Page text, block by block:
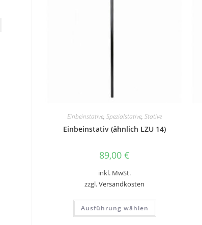
Einbeinstative,Spezialstative,Stative
Einbeinstativ (ähnlich LZU 14)
89,00€
inkl. MwSt.
zzgl.Versandkosten
Ausführung wählen
Dieses
weist